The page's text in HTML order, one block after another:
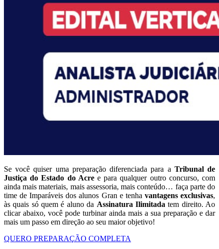
Se você quiser uma preparação diferenciada para aTribunal de
Justiça do Estado do Acre e para qualquer outro concurso, com
ainda mais materiais, mais assessoria, mais conteúdo… faça parte do
time de Imparáveis dos alunos Gran e tenha vantagens exclusivas,
às quais só quem é aluno da Assinatura Ilimitadatem direito. Ao
clicar abaixo, você pode turbinar ainda mais a sua preparação e dar
mais um passo em direção ao seu maior objetivo!
QUERO PREPARAÇÃO COMPLETA